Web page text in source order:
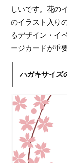
しいです。花の
のイラスト入り
るデザイン・イ
ージカードが重
ハガキサイズ